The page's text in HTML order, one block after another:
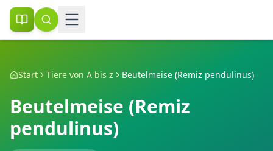
Start Tiere von A bis z Beutelmeise (Remiz pendulinus)
Beutelmeise (Remiz
pendulinus)